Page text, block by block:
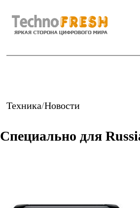
Техника/Новости
Специально для